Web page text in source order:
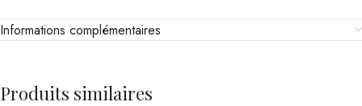
Informations complémentaires
Produits similaires